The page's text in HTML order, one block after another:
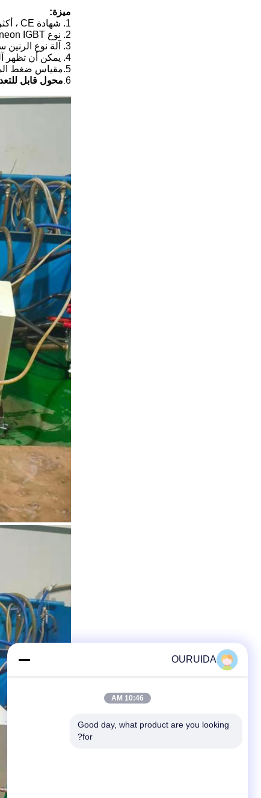
ميزة:
1. شهادة CE ، أكثر من 22 عامًا من الخبرة ، ومراقبة الجودة العالية والأداء الجيد.
2. نوع Infineon IGBT ،
3. آلة نوع الرنين سلسلة IGBT ،
4. يمكن أن تظهر آلة النوع الرقمي ، التردد ، الطاقة ، التيار في شاشة اللمس ، من السهل التحكم في الماكينة ورؤية كفاءة العمل.
5. مقياس ضغط
6 محول قابل
OURUIDA
10:46 AM
Good day, what product are you looking
for?